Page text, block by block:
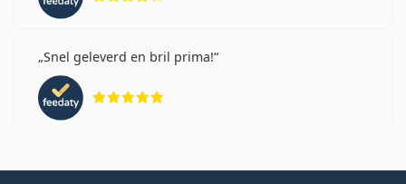
Snel geleverd en bril prima!